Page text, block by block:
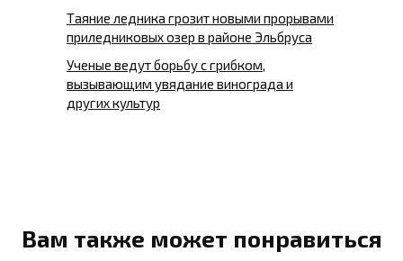
Таяние ледника грозит новыми прорывами
приледниковых озер в районе Эльбруса
Ученые ведут борьбу с грибком,
вызывающим увядание винограда и
других культур
Вам также может понравиться